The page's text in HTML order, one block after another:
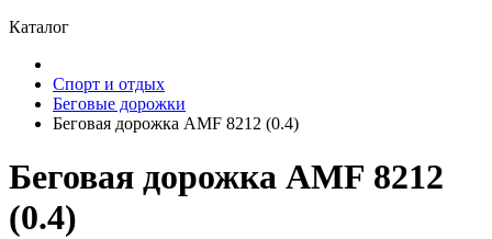
Каталог
Спорт и отдых
Беговые дорожки
Беговая дорожка AMF 8212 (0.4)
Беговая дорожка AMF 8212
(0.4)